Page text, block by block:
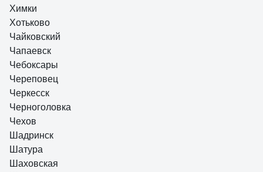
Химки
Хотьково
Чайковский
Чапаевск
Чебоксары
Череповец
Черкесск
Черноголовка
Чехов
Шадринск
Шатура
Шаховская